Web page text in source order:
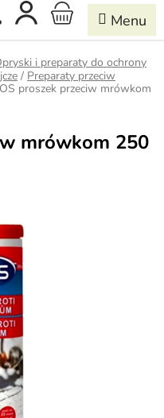
Szukaj KOSZYK
i preparaty do ochrony
/ Preparaty przeciw
proszek przeciw mrówkom
mrówkom 250